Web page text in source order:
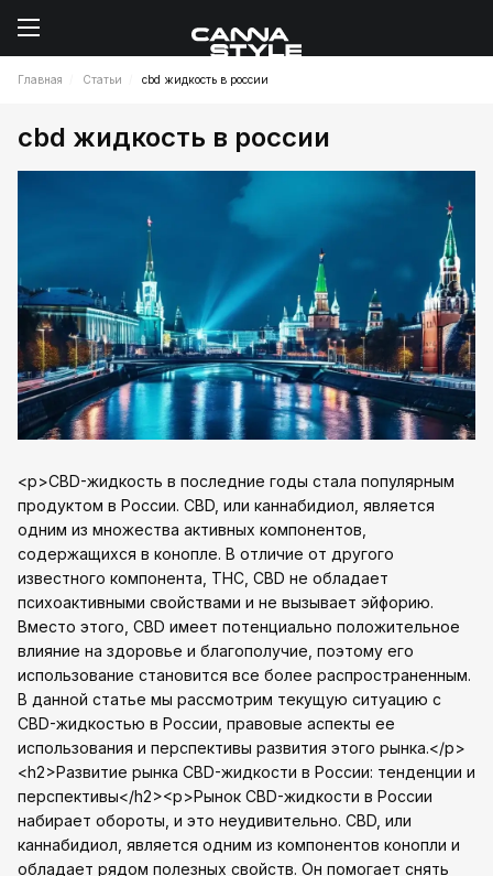
Главная Статьи cbd жидкость в россии
cbd жидкость в россии
<p>CBD-жидкость в последние годы стала популярным
продуктом в России. CBD, или каннабидиол, является
одним из множества активных компонентов,
содержащихся в конопле. В отличие от другого
известного компонента, THC, CBD не обладает
психоактивными свойствами и не вызывает эйфорию.
Вместо этого, CBD имеет потенциально положительное
влияние на здоровье и благополучие, поэтому его
использование становится все более распространенным.
В данной статье мы рассмотрим текущую ситуацию с
CBD-жидкостью в России, правовые аспекты ее
использования и перспективы развития этого рынка.</p>
<h2>Развитие рынка CBD-жидкости в России: тенденции и
перспективы</h2><p>Рынок CBD-жидкости в России
набирает обороты, и это неудивительно. CBD, или
каннабидиол, является одним из компонентов конопли и
обладает рядом полезных свойств. Он помогает снять